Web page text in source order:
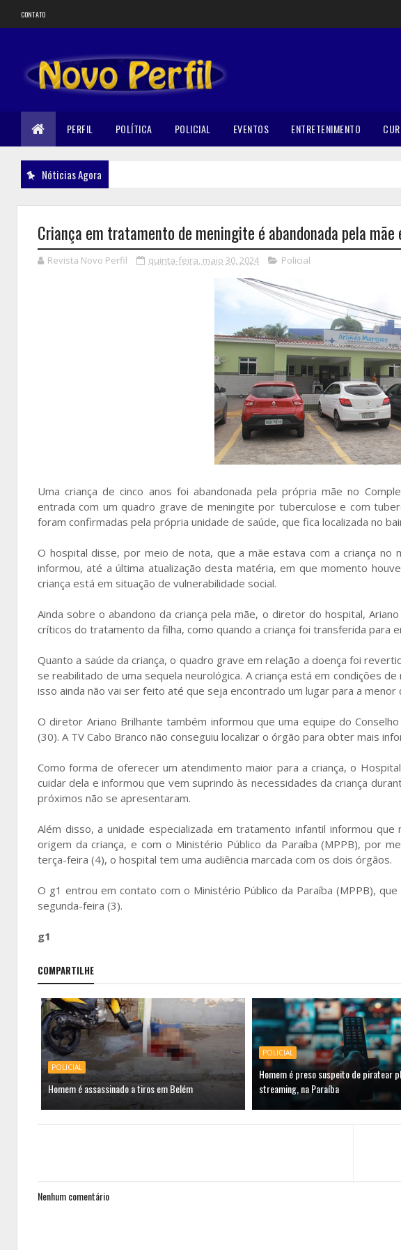
CONTATO
PERFIL POLÍTICA POLICIAL EVENTOS ENTRETENIMENTO
Nóticias Agora
Criança em tratamento de meningite é abandonada pela mãe
Revista Novo Perfil quinta-feira, maio 30, 2024 Policial
Uma criança de cinco anos foi abandonada pela própria mãe no
entrada com um quadro grave de meningite por tuberculose e com
foram confirmadas pela própria unidade de saúde, que fica localizada no
O hospital disse, por meio de nota, que a mãe estava com a criança no
informou, até a última atualização desta matéria, em que momento
criança está em situação de vulnerabilidade social.
Ainda sobre o abandono da criança pela mãe, o diretor do hospital,
críticos do tratamento da filha, como quando a criança foi transferida para
Quanto a saúde da criança, o quadro grave em relação a doença foi
se reabilitado de uma sequela neurológica. A criança está em condições
isso ainda não vai ser feito até que seja encontrado um lugar para a menor
O diretor Ariano Brilhante também informou que uma equipe do
(30). A TV Cabo Branco não conseguiu localizar o órgão para obter mais
Como forma de oferecer um atendimento maior para a criança, o
cuidar dela e informou que vem suprindo às necessidades da criança
próximos não se apresentaram.
Além disso, a unidade especializada em tratamento infantil informou
origem da criança, e com o Ministério Público da Paraíba (MPPB), por
terça-feira (4), o hospital tem uma audiência marcada com os dois órgãos.
O g1 entrou em contato com o Ministério Público da Paraíba (MPPB),
segunda-feira (3).
g1
COMPARTILHE
POLICIAL
Homem é assassinado a tiros em Belém
POLICIAL
Homem é preso suspeito de piratear
streaming, na Paraíba
Nenhum comentário